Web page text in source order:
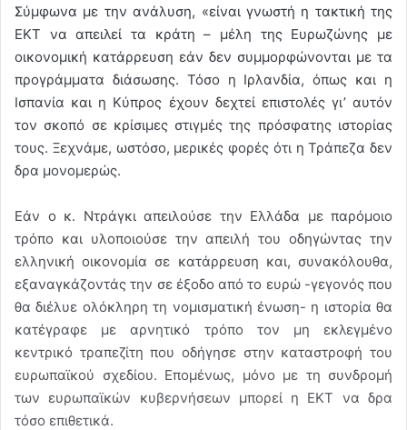
Σύμφωνα με την ανάλυση, «είναι γνωστή η τακτική της
ΕΚΤ να απειλεί τα κράτη – μέλη της Ευρωζώνης με
οικονομική κατάρρευση εάν δεν συμμορφώνονται με τα
προγράμματα διάσωσης. Τόσο η Ιρλανδία, όπως και η
Ισπανία και η Κύπρος έχουν δεχτεί επιστολές γι’ αυτόν
τον σκοπό σε κρίσιμες στιγμές της πρόσφατης ιστορίας
τους. Ξεχνάμε, ωστόσο, μερικές φορές ότι η Τράπεζα δεν
δρα μονομερώς.
Εάν ο κ. Ντράγκι απειλούσε την Ελλάδα με παρόμοιο
τρόπο και υλοποιούσε την απειλή του οδηγώντας την
ελληνική οικονομία σε κατάρρευση και, συνακόλουθα,
εξαναγκάζοντάς την σε έξοδο από το ευρώ -γεγονός που
θα διέλυε ολόκληρη τη νομισματική ένωση- η ιστορία θα
κατέγραφε με αρνητικό τρόπο τον μη εκλεγμένο
κεντρικό τραπεζίτη που οδήγησε στην καταστροφή του
ευρωπαϊκού σχεδίου. Επομένως, μόνο με τη συνδρομή
των ευρωπαϊκών κυβερνήσεων μπορεί η ΕΚΤ να δρα
τόσο επιθετικά.